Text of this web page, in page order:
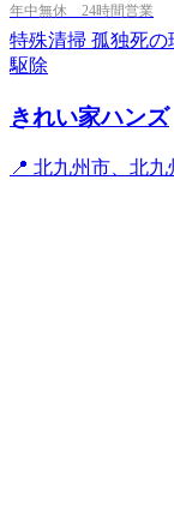
年中無休 24時間営業
特殊清掃 孤独死の
駆除
きれい家ハンズ
📍 北九州市、北